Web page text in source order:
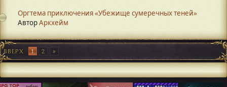
Оргтема приключения «Убежище сумеречных теней»
АвторАркхейм
ВВЕРХ 1 2